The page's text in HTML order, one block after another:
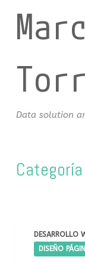
n
Data solution
Categoría
DESARROLLO
DISEÑO